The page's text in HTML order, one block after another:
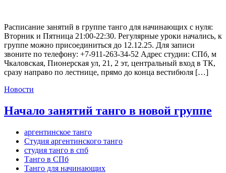
Расписание занятий в группе танго для начинающих с нуля:
Вторник и Пятница 21:00-22:30. Регулярные уроки начались, к
группе можно присоединиться до 12.12.25. Для записи
звоните по телефону: +7-911-263-34-52 Адрес студии: СПб, м
Чкаловская, Пионерская ул, 21, 2 эт, центральный вход в ТК,
сразу направо по лестнице, прямо до конца вестибюля […]
Новости
Начало занятий танго в новой группе
аргентинское танго
Студия аргентинского танго
студия танго в спб
Танго в СПб
Танго для начинающих